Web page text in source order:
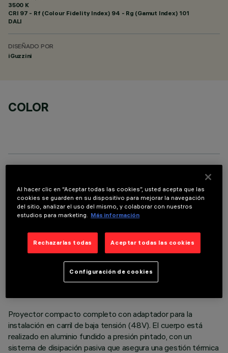
3500 K
CRI 97 - Rf (Colour Fidelity Index) 94 - Rg (Gamut Index) 101
DALI
DISEÑADO POR
iGuzzini
COLOR
DATOS TÉCNICOS
ÚLTIMA ACTUALIZACIÓN: 05/08/2026
Proyector compacto completo con adaptador para la
instalación en carril de baja tensión (48V). El cuerpo está
realizado en aluminio fundido a presión pintado, con un
sistema de disipación pasiva que asegura una gestión térmica
Al hacer clic en “Aceptar todas las cookies”, usted acepta que las
cookies se guarden en su dispositivo para mejorar la navegación
del sitio, analizar el uso del mismo, y colaborar con nuestros
estudios para marketing. Más información
Rechazarlas todas Aceptar todas las cookies
Configuración de cookies